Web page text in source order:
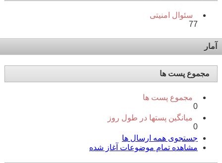
سئوال امنیتی
77
آمار
مجموع پست ها
مجموع پست ها
0
میانگین پستها در طول روز
0
جستجوی همه ارسال ها
مشاهده تمام موضوعات آغاز شده